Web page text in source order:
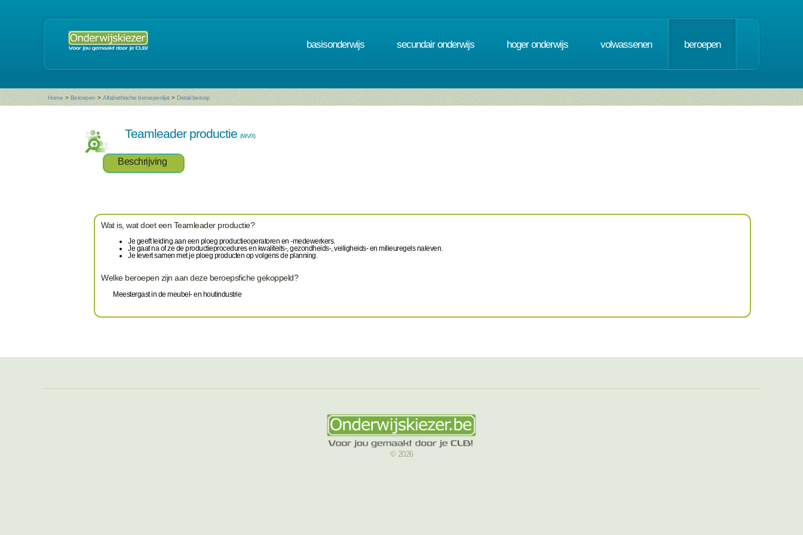
basisonderwijs secundair onderwijs hoger onderwijs volwassenen beroepen
Home > Beroepen > Alfabethische beroepenlijst > Detail beroep
Teamleader productie (M/V/X)
Beschrijving
Wat is, wat doet een Teamleader productie?
Je geeft leiding aan een ploeg productieoperatoren en -medewerkers.
Je gaat na of ze de productieprocedures en kwaliteits-, gezondheids-, veiligheids- en milieuregels naleven.
Je levert samen met je ploeg producten op volgens de planning.
Welke beroepen zijn aan deze beroepsfiche gekoppeld?
Meestergast in de meubel- en houtindustrie
© 2026